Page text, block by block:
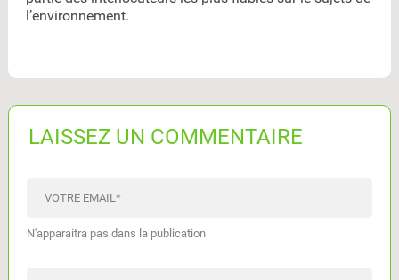
l’environnement.
LAISSEZ UN COMMENTAIRE
VOTRE EMAIL*
N'apparaitra pas dans la publication